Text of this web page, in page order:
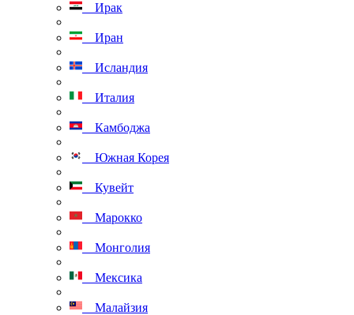
Ирак
Иран
Исландия
Италия
Камбоджа
Южная Корея
Кувейт
Марокко
Монголия
Мексика
Малайзия